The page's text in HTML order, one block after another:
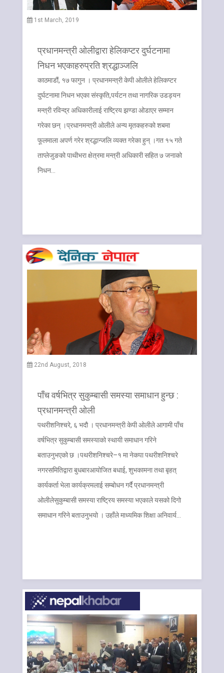
1st March, 2019
प्रधानमन्त्री ओलीद्वारा हेलिकप्टर दुर्घटनामा
निधन भएकाहरुप्रति श्रद्धाञ्जलि
काठमाडौं, १७ फागुन । प्रधानमन्त्री केपी ओलीले हेलिकप्टर
दुर्घटनामा निधन भएका संस्कृति,पर्यटन तथा नागरिक उडड्यन
मन्त्री रविन्द्र अधिकारीलाई राष्ट्रिय झण्डा ओडाएर सम्मान
गरेका छन् ।प्रधानमन्त्री ओलीले अन्य मृतकहरुको शबमा
फूलमाला अपर्ण गरेर श्रद्धान्जलि व्यक्त गरेका हुन् ।गत १५ गते
ताप्लेजुङको पाथीभरा क्षेत्रमा मन्त्री अधिकारी सहित ७ जनाको
निधन…
22nd August, 2018
पाँच वर्षभित्र सुकुम्बासी समस्या समाधान हुन्छ :
प्रधानमन्त्री ओली
पथरीशनिश्चरे, ६ भदौ । प्रधानमन्त्री केपी ओलीले आगामी पाँच
वर्षभित्र सुकुम्बासी समस्याको स्थायी समाधान गरिने
बताउनुभएको छ ।पथरीशनिश्चरे–१ मा नेकपा पथरीशनिश्चरे
नगरसमितिद्वारा बुधबारआयोजित बधाई, शुभकामना तथा बृहत्
कार्यकर्ता भेला कार्यक्रमलाई सम्बोधन गर्दै प्रधानमन्त्री
ओलीलेसुकुम्बासी समस्या राष्ट्रिय समस्या भएकाले यसको दिगो
समाधान गरिने बताउनुभयो । उहाँले माध्यमिक शिक्षा अनिवार्य…